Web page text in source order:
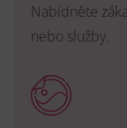
Nabídněte
nebo služby.